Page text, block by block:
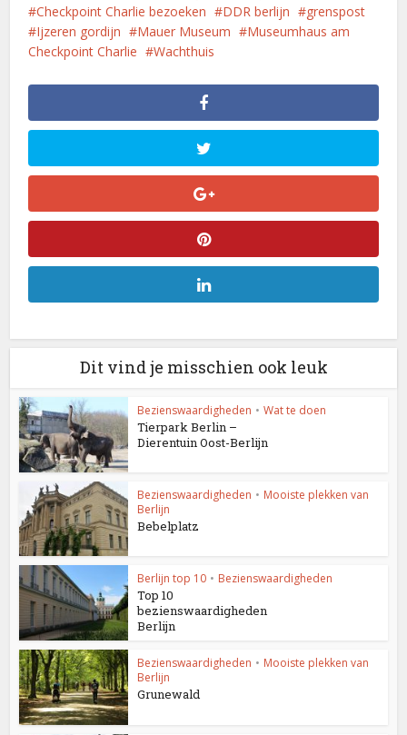
Checkpoint Charlie bezoeken
DDR berlijn
grenspost
Ijzeren gordijn
Mauer Museum
Museumhaus am
Checkpoint Charlie
Wachthuis
Dit vind je misschien ook leuk
Bezienswaardigheden • Wat te doen
Tierpark Berlin –
Dierentuin Oost-Berlijn
Bezienswaardigheden • Mooiste plekken van
Berlijn
Bebelplatz
Berlijn top 10 • Bezienswaardigheden
Top 10
bezienswaardigheden
Berlijn
Bezienswaardigheden • Mooiste plekken van
Berlijn
Grunewald